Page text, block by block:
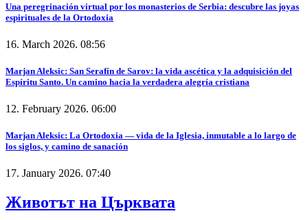
Una peregrinación virtual por los monasterios de Serbia: descubre las joyas
espirituales de la Ortodoxia
16. March 2026. 08:56
Marjan Aleksic: San Serafín de Sarov: la vida ascética y la adquisición del
Espíritu Santo. Un camino hacia la verdadera alegría cristiana
12. February 2026. 06:00
Marjan Aleksic: La Ortodoxia — vida de la Iglesia, inmutable a lo largo de
los siglos, y camino de sanación
17. January 2026. 07:40
Животът на Църквата